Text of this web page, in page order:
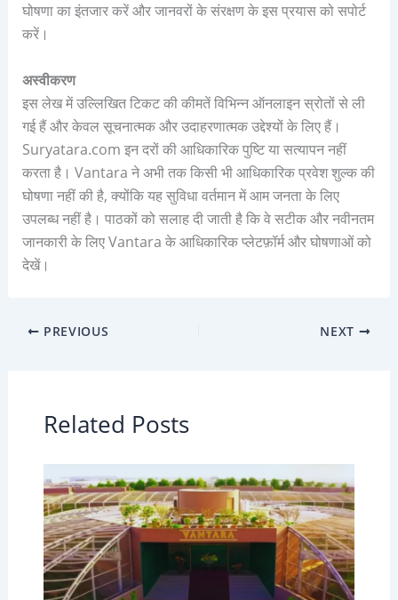
घोषणा का इंतजार करें और जानवरों के संरक्षण के इस प्रयास को सपोर्ट
करें।
अस्वीकरण
इस लेख में उल्लिखित टिकट की कीमतें विभिन्न ऑनलाइन स्रोतों से ली
गई हैं और केवल सूचनात्मक और उदाहरणात्मक उद्देश्यों के लिए हैं।
Suryatara.com इन दरों की आधिकारिक पुष्टि या सत्यापन नहीं
करता है। Vantara ने अभी तक किसी भी आधिकारिक प्रवेश शुल्क की
घोषणा नहीं की है, क्योंकि यह सुविधा वर्तमान में आम जनता के लिए
उपलब्ध नहीं है। पाठकों को सलाह दी जाती है कि वे सटीक और नवीनतम
जानकारी के लिए Vantara के आधिकारिक प्लेटफ़ॉर्म और घोषणाओं को
देखें।
PREVIOUS NEXT
Related Posts